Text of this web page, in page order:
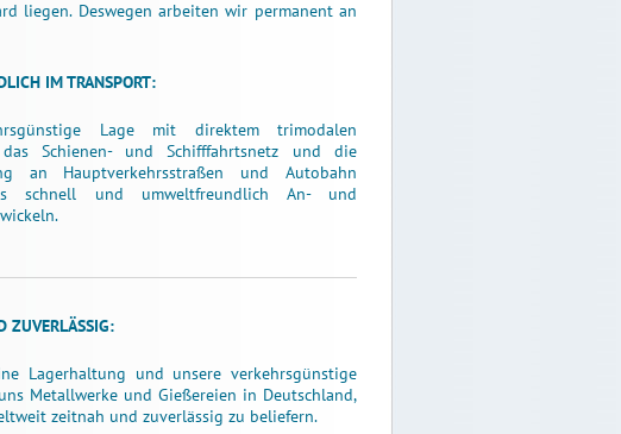
liegen. Deswegen arbeiten wir permanent an
IM TRANSPORT:
Lage mit direktem trimodalen
Schienen- und Schifffahrtsnetz und die
an Hauptverkehrsstraßen und Autobahn
schnell und umweltfreundlich An- und
ZUVERLÄSSIG:
Lagerhaltung und unsere verkehrsgünstige
Metallwerke und Gießereien in Deutschland,
zeitnah und zuverlässig zu beliefern.